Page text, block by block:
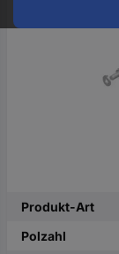
Produkt-Art
Polzahl